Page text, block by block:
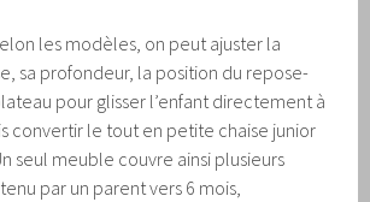
les modèles, on peut ajuster la
sa profondeur, la position du repose-
pour glisser l’enfant directement à
convertir le tout en petite chaise junior
seul meuble couvre ainsi plusieurs
par un parent vers 6 mois,